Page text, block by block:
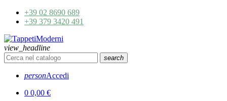
+39 02 8690 689
+39 379 3420 491
view_headline
search
personAccedi
0 0,00 €